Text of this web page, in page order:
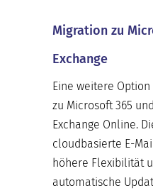
Migration zu
Exchange
Eine weitere
zu Microsoft 365
Exchange Online.
cloudbasierte E-
höhere Flexibilität
automatische